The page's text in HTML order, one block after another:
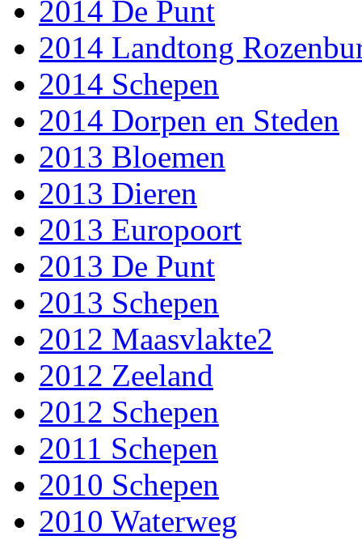
2014 De Punt
2014 Landtong
2014 Schepen
2014 Dorpen en Steden
2013 Bloemen
2013 Dieren
2013 Europoort
2013 De Punt
2013 Schepen
2012 Maasvlakte2
2012 Zeeland
2012 Schepen
2011 Schepen
2010 Schepen
2010 Waterweg